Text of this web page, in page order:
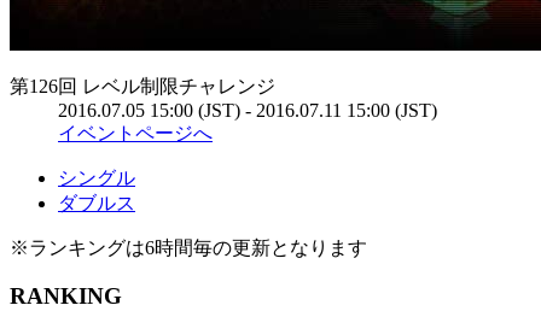
第126回 レベル制限チャレンジ
2016.07.05 15:00 (JST) - 2016.07.11 15:00 (JST)
イベントページへ
シングル
ダブルス
※ランキングは6時間毎の更新となります
RANKING